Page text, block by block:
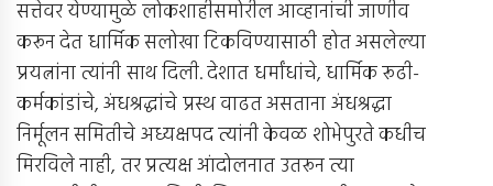
सत्तेवर येण्यामुळे लोकशाहीसमोरील आव्हानांची जाणीव
करून देत धार्मिक सलोखा टिकविण्यासाठी होत असलेल्या
प्रयत्नांना त्यांनी साथ दिली. देशात धर्मांधांचे, धार्मिक रूढी-
कर्मकांडांचे, अंधश्रद्धांचे प्रस्थ वाढत असताना अंधश्रद्धा
निर्मूलन समितीचे अध्यक्षपद त्यांनी केवळ शोभेपुरते कधीच
मिरविले नाही, तर प्रत्यक्ष आंदोलनात उतरून त्या